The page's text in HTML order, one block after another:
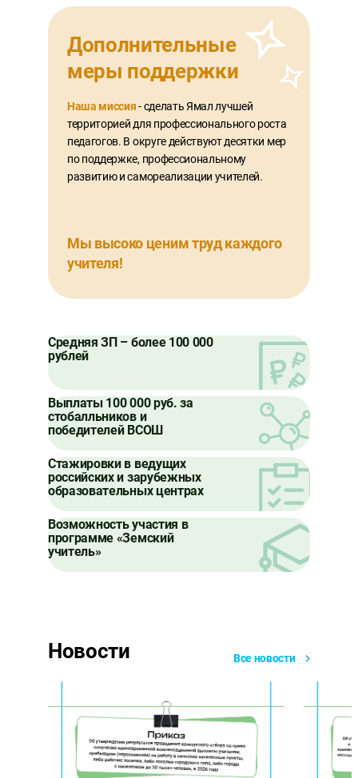
Дополнительные
меры поддержки
Наша миссия- сделать Ямал лучшей
территорией для профессионального роста
педагогов. В округе действуют десятки мер
по поддержке, профессиональному
развитию и самореализации учителей.
Мы высоко ценим труд каждого
учителя!
Cредняя ЗП – более 100 000
рублей
Выплаты 100 000 руб. за
стобалльников и
победителей ВСОШ
Стажировки в ведущих
российских и зарубежных
образовательных центрах
Возможность участия в
программе «Земский
учитель»
Новости Все новости